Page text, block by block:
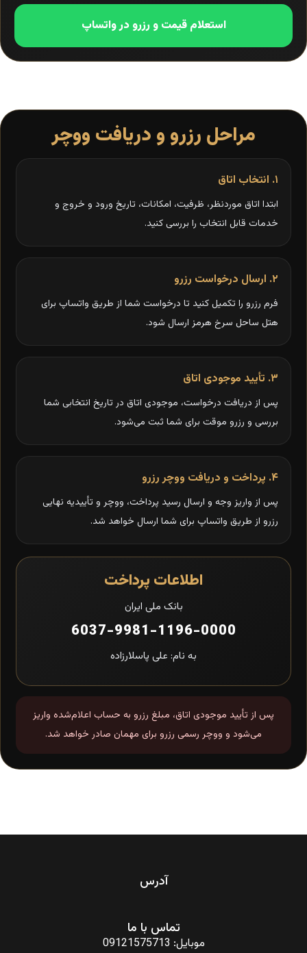
استعلام قیمت و رزرو در واتساپ
مراحل رزرو و دریافت ووچر
۱. انتخاب اتاق
ابتدا اتاق موردنظر، ظرفیت، امکانات، تاریخ ورود و خروج و
خدمات قابل انتخاب را بررسی کنید.
۲. ارسال درخواست رزرو
فرم رزرو را تکمیل کنید تا درخواست شما از طریق واتساپ برای
هتل ساحل سرخ هرمز ارسال شود.
۳. تأیید موجودی اتاق
پس از دریافت درخواست، موجودی اتاق در تاریخ انتخابی شما
بررسی و رزرو موقت برای شما ثبت می‌شود.
۴. پرداخت و دریافت ووچر رزرو
پس از واریز وجه و ارسال رسید پرداخت، ووچر و تأییدیه نهایی
رزرو از طریق واتساپ برای شما ارسال خواهد شد.
اطلاعات پرداخت
بانک ملی ایران
6037-9981-1196-0000
به نام: علی پاسلارزاده
پس از تأیید موجودی اتاق، مبلغ رزرو به حساب اعلام‌شده واریز
می‌شود و ووچر رسمی رزرو برای مهمان صادر خواهد شد.
آدرس
تماس با ما
موبایل: 09121575713